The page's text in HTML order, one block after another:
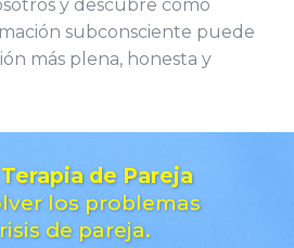
y descubre cómo
subconsciente puede
más plena, honesta y
Terapia de Pareja
los problemas
de pareja.